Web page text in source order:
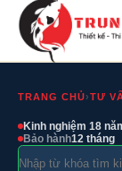
TRANG CHỦ›TƯ
Kinh nghiệm 18
Bảo hành12 tháng